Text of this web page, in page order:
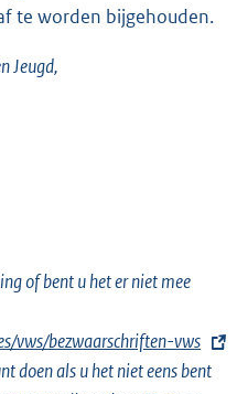
te worden bijgehouden.
Jeugd,
of bent u het er niet mee
vws/bezwaarschriften-vws
doen als u het niet eens bent